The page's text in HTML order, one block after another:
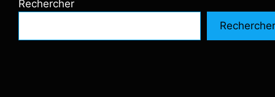
Rechercher
Rechercher